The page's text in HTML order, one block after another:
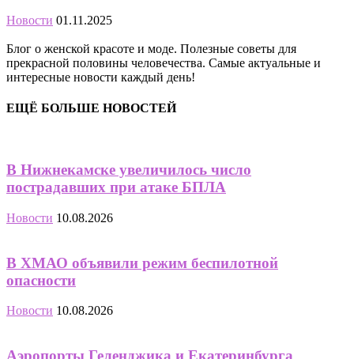
Новости 01.11.2025
Блог о женской красоте и моде. Полезные советы для
прекрасной половины человечества. Самые актуальные и
интересные новости каждый день!
ЕЩЁ БОЛЬШЕ НОВОСТЕЙ
В Нижнекамске увеличилось число
пострадавших при атаке БПЛА
Новости 10.08.2026
В ХМАО объявили режим беспилотной
опасности
Новости 10.08.2026
Аэропорты Геленджика и Екатеринбурга